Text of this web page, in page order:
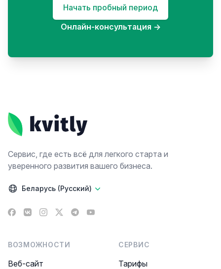
Начать пробный период
Онлайн-консультация →
Сервис, где есть всё для легкого старта и
уверенного развития вашего бизнеса.
Беларусь (Русский)
Facebook
VK Instagram
X TelegramYouTube
ВОЗМОЖНОСТИ
Веб-сайт
СЕРВИС
Тарифы